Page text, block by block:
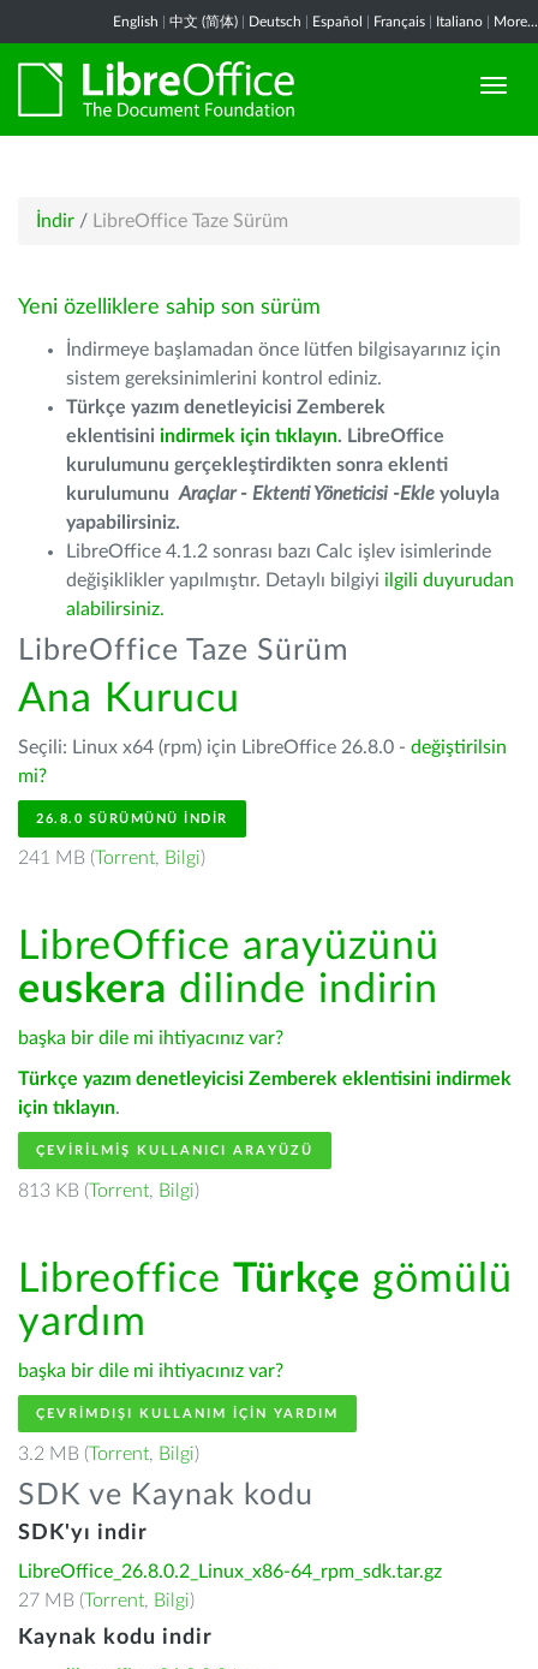
English 中文 (简体) Deutsch Español Français Italiano More...
İndir / LibreOffice Taze Sürüm
Yeni özelliklere sahip son sürüm
İndirmeye başlamadan önce lütfen bilgisayarınız için
sistem gereksinimlerini kontrol ediniz.
Türkçe yazım denetleyicisi Zemberek
eklentisini indirmek için tıklayın. LibreOffice
kurulumunu gerçekleştirdikten sonra eklenti
kurulumunu Araçlar - Ektenti Yöneticisi -Ekle yoluyla
yapabilirsiniz.
LibreOffice 4.1.2 sonrası bazı Calc işlev isimlerinde
değişiklikler yapılmıştır. Detaylı bilgiyi ilgili duyurudan
alabilirsiniz.
LibreOffice Taze Sürüm
Ana Kurucu
Seçili: Linux x64 (rpm) için LibreOffice 26.8.0 - değiştirilsin
mi?
26.8.0 SÜRÜMÜNÜ İNDIR
241 MB (Torrent, Bilgi)
LibreOffice arayüzünü
euskera dilinde indirin
başka bir dile mi ihtiyacınız var?
Türkçe yazım denetleyicisi Zemberek eklentisini indirmek
için tıklayın.
ÇEVIRILMIŞ KULLANICI ARAYÜZÜ
813 KB (Torrent, Bilgi)
Libreoffice Türkçe gömülü
yardım
başka bir dile mi ihtiyacınız var?
ÇEVRIMDIŞI KULLANIM IÇIN YARDIM
3.2 MB (Torrent, Bilgi)
SDK ve Kaynak kodu
SDK'yı indir
LibreOffice_26.8.0.2_Linux_x86-64_rpm_sdk.tar.gz
27 MB (Torrent, Bilgi)
Kaynak kodu indir